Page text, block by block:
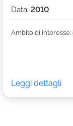
Data: 2010
Ambito di interesse:
Leggi dettagli